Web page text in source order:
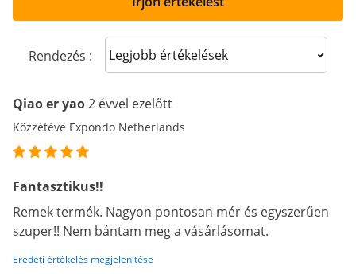
Rendezés : Sort reviews
Qiao er yao2 évvel ezelőtt
Közzétéve Expondo Netherlands
Fantasztikus!!
Remek termék. Nagyon pontosan mér és egyszerűen
szuper!! Nem bántam meg a vásárlásomat.
Eredeti értékelés megjelenítése